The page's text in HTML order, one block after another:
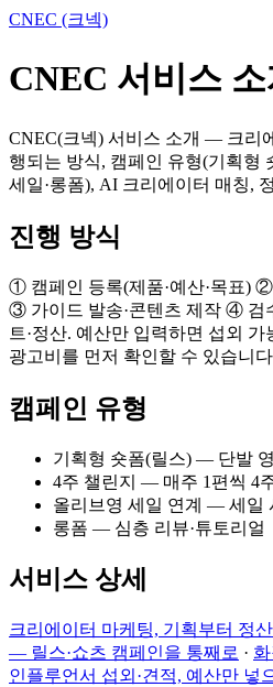
CNEC (크넥)
CNEC 서비스 소
CNEC(크넥) 서비스 소개 — 크리
행되는 방식, 캠페인 유형(기획형
세일·롱폼), AI 크리에이터 매칭,
진행 방식
① 캠페인 등록(제품·예산·목표)
③ 가이드 발송·콘텐츠 제작 ④ 검
트·정산. 예산만 입력하면 섭외
광고비를 먼저 확인할 수 있습니
캠페인 유형
기획형 숏폼(릴스) — 단발
4주 챌린지 — 매주 1편씩 4
올리브영 세일 연계 — 세일
롱폼 — 심층 리뷰·튜토리얼
서비스 상세
크리에이터 마케팅, 기획부터 정
— 릴스·쇼츠 캠페인을 통째로 ·
인플루언서 섭외·견적, 예산만 넣